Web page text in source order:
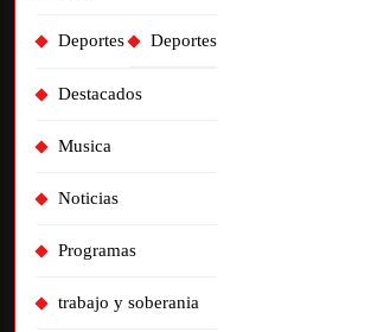
Deportes Deportes
Destacados
Musica
Noticias
Programas
trabajo y soberania